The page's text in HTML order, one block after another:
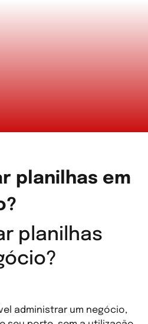
planilhas em
planilhas
administrar um negócio,